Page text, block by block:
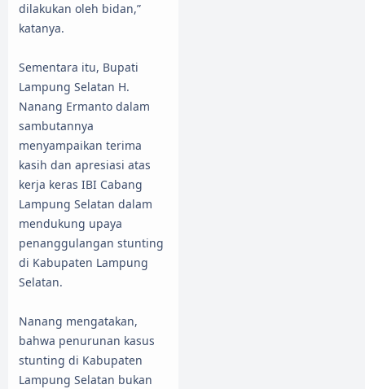
dilakukan oleh bidan,”
katanya.
Sementara itu, Bupati
Lampung Selatan H.
Nanang Ermanto dalam
sambutannya
menyampaikan terima
kasih dan apresiasi atas
kerja keras IBI Cabang
Lampung Selatan dalam
mendukung upaya
penanggulangan stunting
di Kabupaten Lampung
Selatan.
Nanang mengatakan,
bahwa penurunan kasus
stunting di Kabupaten
Lampung Selatan bukan